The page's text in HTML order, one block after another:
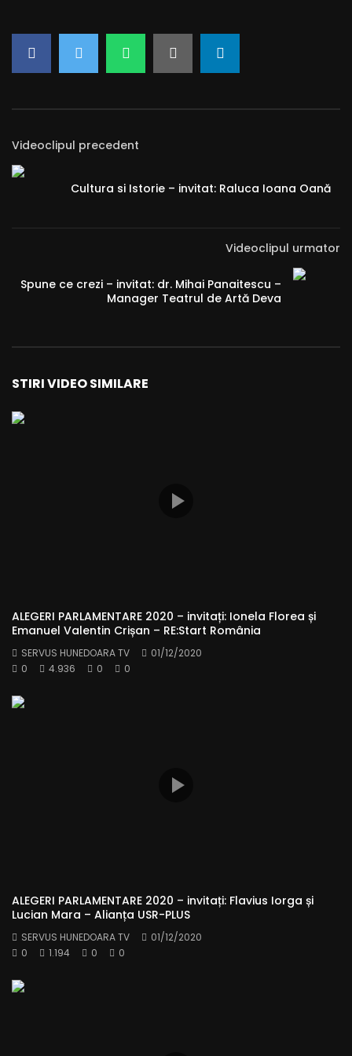
Videoclipul precedent
Cultura si Istorie – invitat: Raluca Ioana Oană
Videoclipul urmator
Spune ce crezi – invitat: dr. Mihai Panaitescu –
Manager Teatrul de Artă Deva
STIRI VIDEO SIMILARE
ALEGERI PARLAMENTARE 2020 – invitați: Ionela Florea și
Emanuel Valentin Crișan – RE:Start România
SERVUS HUNEDOARA TV
01/12/2020
0
4.936 0 0
ALEGERI PARLAMENTARE 2020 – invitați: Flavius Iorga și
Lucian Mara – Alianța USR-PLUS
SERVUS HUNEDOARA TV
01/12/2020
0
1.194 0 0